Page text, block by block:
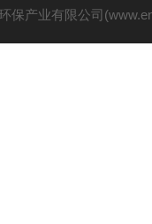
保产业有限公司